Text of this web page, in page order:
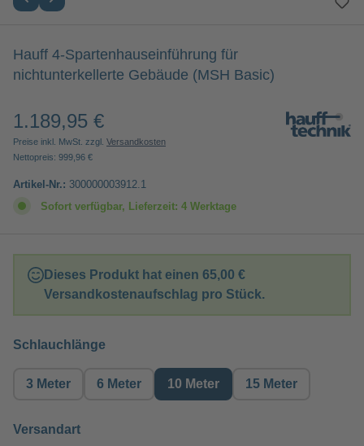
Hauff 4-Spartenhauseinführung für
nichtunterkellerte Gebäude (MSH Basic)
Regulärer Preis:
1.189,95 €
Preise inkl. MwSt. zzgl. Versandkosten
Nettopreis: 999,96 €
Artikel-Nr.: 300000003912.1
Sofort verfügbar, Lieferzeit: 4 Werktage
Dieses Produkt hat einen 65,00 €
Versandkostenaufschlag pro Stück.
Schlauchlänge
3 Meter 6 Meter 10 Meter 15 Meter
Versandartauswählen